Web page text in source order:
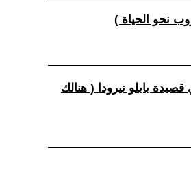
قصيدة بابلو نيرودا ( هنالك